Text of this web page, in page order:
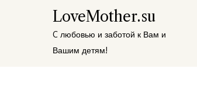
содержимому
LoveMother.su
C любовью и заботой к Вам и
Вашим детям!